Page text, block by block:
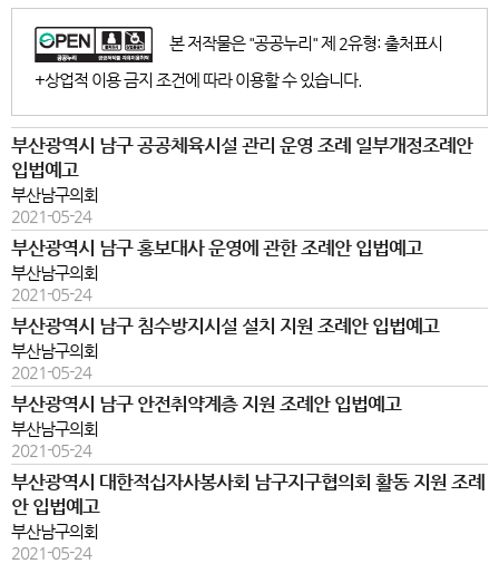
본 저작물은 "공공누리" 제 2유형: 출처표시
+상업적 이용 금지 조건에 따라 이용할 수 있습니다.
부산광역시 남구 공공체육시설 관리 운영 조례 일부개정조례안
입법예고
부산남구의회
2021-05-24
부산광역시 남구 홍보대사 운영에 관한 조례안 입법예고
부산남구의회
2021-05-24
부산광역시 남구 침수방지시설 설치 지원 조례안 입법예고
부산남구의회
2021-05-24
부산광역시 남구 안전취약계층 지원 조례안 입법예고
부산남구의회
2021-05-24
부산광역시 대한적십자사봉사회 남구지구협의회 활동 지원 조례
안 입법예고
부산남구의회
2021-05-24